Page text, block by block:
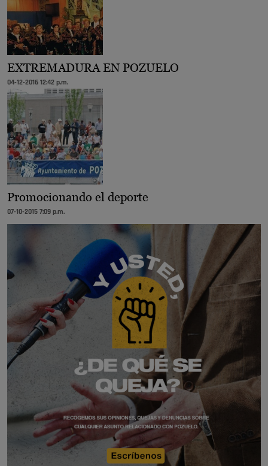
EXTREMADURA EN POZUELO
04-12-2016 12:42 p.m.
Promocionando el deporte
07-10-2015 7:09 p.m.